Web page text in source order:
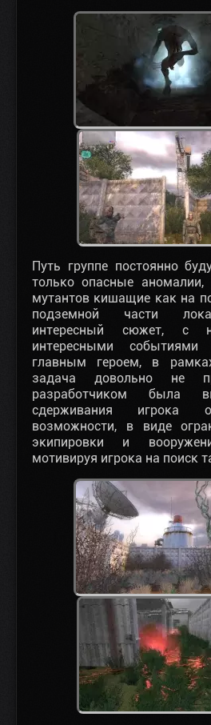
Путь группе постоянно
только опасные
мутантов кишащие как на
подземной части
интересный сюжет, с
интересными
главным героем, в
задача довольно не
разработчиком была
сдерживания игрока
возможности, в виде
экипировки и
мотивируя игрока на поиск